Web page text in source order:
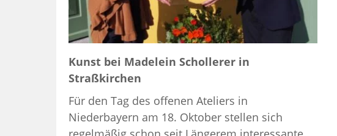
Kunst bei Madelein Schollerer in
Straßkirchen
Für den Tag des offenen Ateliers in
Niederbayern am 18. Oktober stellen sich